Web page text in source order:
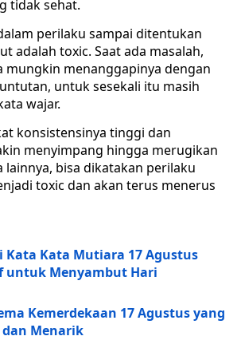
tidak sehat.
perilaku sampai ditentukan
adalah toxic. Saat ada masalah,
mungkin menanggapinya dengan
untuk sesekali itu masih
wajar.
konsistensinya tinggi dan
menyimpang hingga merugikan
bisa dikatakan perilaku
toxic dan akan terus menerus
Kata Kata Mutiara 17 Agustus
untuk Menyambut Hari
Kemerdekaan 17 Agustus yang
Menarik